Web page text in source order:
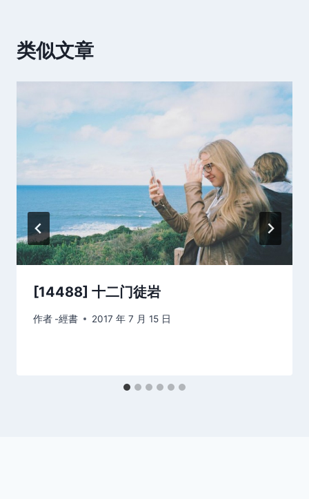
类似文章
[14488] 十二门徒岩
作者 -經書 2017 年 7 月 15 日